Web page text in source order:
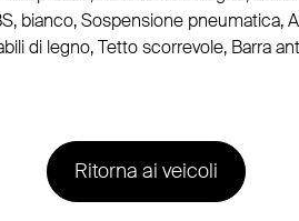
bianco, Sospensione pneumatica,
di legno, Tetto scorrevole, Barra
Ritorna ai veicoli